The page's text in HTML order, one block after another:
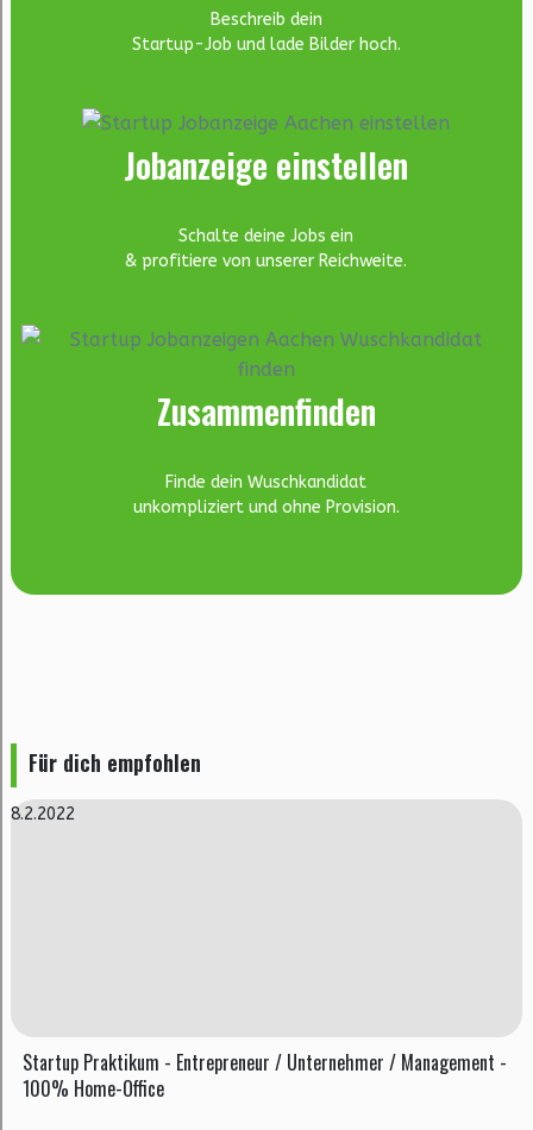
Beschreib dein
Startup-Job und lade Bilder hoch.
Jobanzeige einstellen
Schalte deine Jobs ein
& profitiere von unserer Reichweite.
Zusammenfinden
Finde dein Wuschkandidat
unkompliziert und ohne Provision.
Für dich empfohlen
8.2.2022
Startup Praktikum - Entrepreneur / Unternehmer / Management -
100% Home-Office